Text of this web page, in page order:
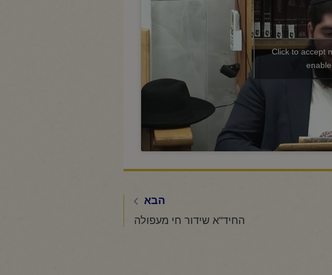
Click to accept
הבא
החיד"א שידור חי מעפולה